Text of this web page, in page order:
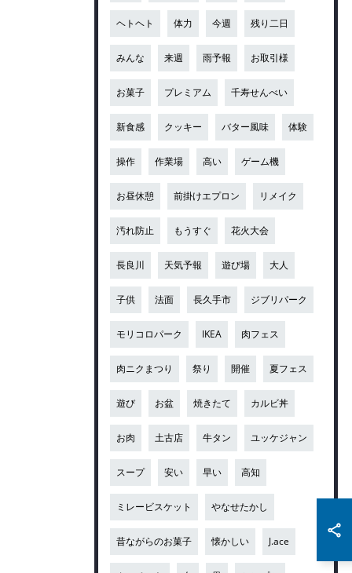
ヘトヘト 体力 今週 残り二日
みんな 来週 雨予報 お取引様
お菓子 プレミアム 千寿せんべい
新食感 クッキー バター風味 体験
操作 作業場 高い ゲーム機
お昼休憩 前掛けエプロン リメイク
汚れ防止 もうすぐ 花火大会
長良川 天気予報 遊び場 大人
子供 法面 長久手市 ジブリパーク
モリコロパーク IKEA 肉フェス
肉ニクまつり 祭り 開催 夏フェス
遊び お盆 焼きたて カルビ丼
お肉 土古店 牛タン ユッケジャン
スープ 安い 早い 高知
ミレービスケット やなせたかし
昔ながらのお菓子 懐かしい J.ace